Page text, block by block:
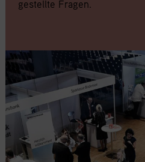
gestellte Fragen.